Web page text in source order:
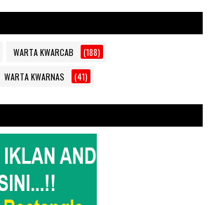
WARTA KWARCAB (188)
WARTA KWARNAS (41)